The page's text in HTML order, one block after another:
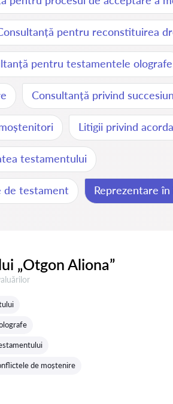
pentru reconstituirea
pentru testamentele olografe
Consultanță privind
Litigii privind
testamentului
de testament Reprezentare
„Otgon Aliona”
de moștenire